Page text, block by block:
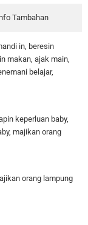
Tambahan
in, beresin
makan, ajak main,
belajar,
keperluan baby,
majikan orang
orang lampung